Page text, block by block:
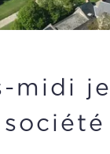
midi
société